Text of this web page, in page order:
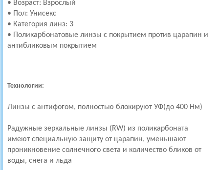
• Возраст: Взрослый
• Пол: Унисекс
• Категория линз: 3
• Поликарбонатовые линзы с покрытием против царапин и
антибликовым покрытием
Технологии:
Линзы с антифогом, полностью блокируют УФ(до 400 Нм)
Радужные зеркальные линзы (RW) из поликарбоната
имеют специальную защиту от царапин, уменьшают
проникновение солнечного света и количество бликов от
воды, снега и льда